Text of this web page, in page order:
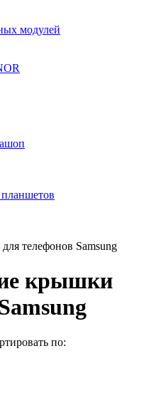
модулей
телефонов Samsung
крышки
по: